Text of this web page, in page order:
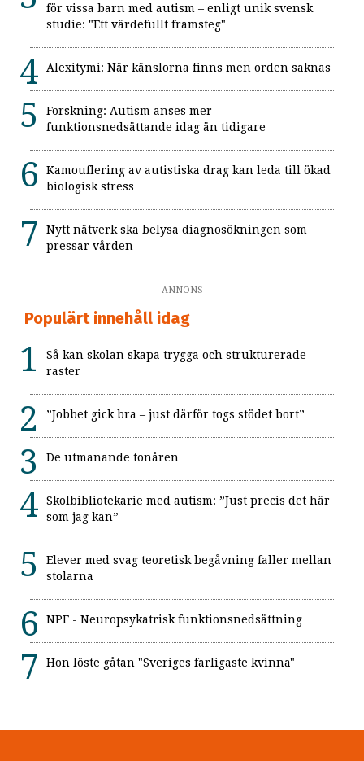
för vissa barn med autism – enligt unik svensk
studie: "Ett värdefullt framsteg"
Alexitymi: När känslorna finns men orden saknas
Forskning: Autism anses mer
funktionsnedsättande idag än tidigare
Kamouflering av autistiska drag kan leda till ökad
biologisk stress
Nytt nätverk ska belysa diagnosökningen som
pressar vården
ANNONS
Populärt innehåll idag
Så kan skolan skapa trygga och strukturerade
raster
”Jobbet gick bra – just därför togs stödet bort”
De utmanande tonåren
Skolbibliotekarie med autism: ”Just precis det här
som jag kan”
Elever med svag teoretisk begåvning faller mellan
stolarna
NPF - Neuropsykatrisk funktionsnedsättning
Hon löste gåtan "Sveriges farligaste kvinna"